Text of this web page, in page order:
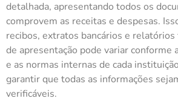
detalhada, apresentando todos os
comprovem as receitas e despesas.
recibos, extratos bancários e
de apresentação pode variar conforme
e as normas internas de cada
garantir que todas as informações
verificáveis.